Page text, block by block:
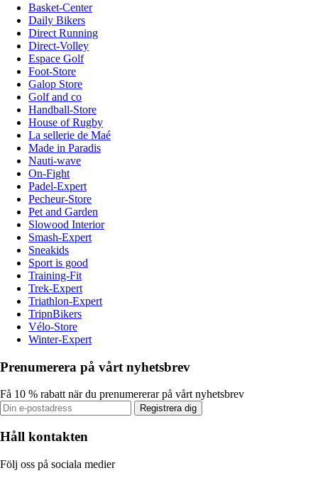
Basket-Center
Daily Bikers
Direct Running
Direct-Volley
Espace Golf
Foot-Store
Galop Store
Golf and co
Handball-Store
House of Rugby
La sellerie de Maé
Made in Paradis
Nauti-wave
On-Fight
Padel-Expert
Pecheur-Store
Pet and Garden
Slowood Interior
Smash-Expert
Sneakids
Sport is good
Training-Fit
Trek-Expert
Triathlon-Expert
TripnBikers
Vélo-Store
Winter-Expert
Prenumerera på vårt nyhetsbrev
Få 10 % rabatt när du prenumererar på vårt nyhetsbrev
Registrera dig
Håll kontakten
Följ oss på sociala medier